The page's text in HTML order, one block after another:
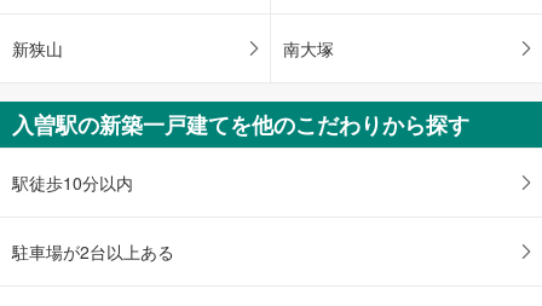
新狭山 南大塚
入曽駅の新築一戸建てを他のこだわりから探す
駅徒歩10分以内
駐車場が2台以上ある